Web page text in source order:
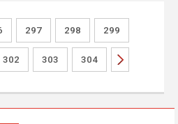
297 298 299
302 303 304